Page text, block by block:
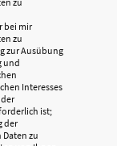
bei mir
zu
zur Ausübung
und
Interesses
ist;
der
zu